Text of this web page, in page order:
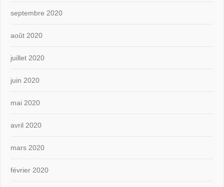
septembre 2020
août 2020
juillet 2020
juin 2020
mai 2020
avril 2020
mars 2020
février 2020